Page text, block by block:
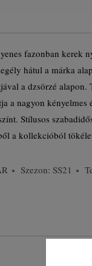
fazonban kerek
hátul a márka
a dzsörzé alapon.
a nagyon kényelmes
Stílusos
a kollekcióból
Szezon: SS21